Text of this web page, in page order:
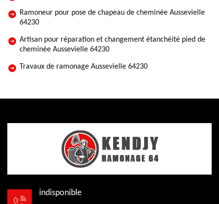
Ramoneur pour pose de chapeau de cheminée Aussevielle
64230
Artisan pour réparation et changement étanchéité pied de
cheminée Aussevielle 64230
Travaux de ramonage Aussevielle 64230
indisponible